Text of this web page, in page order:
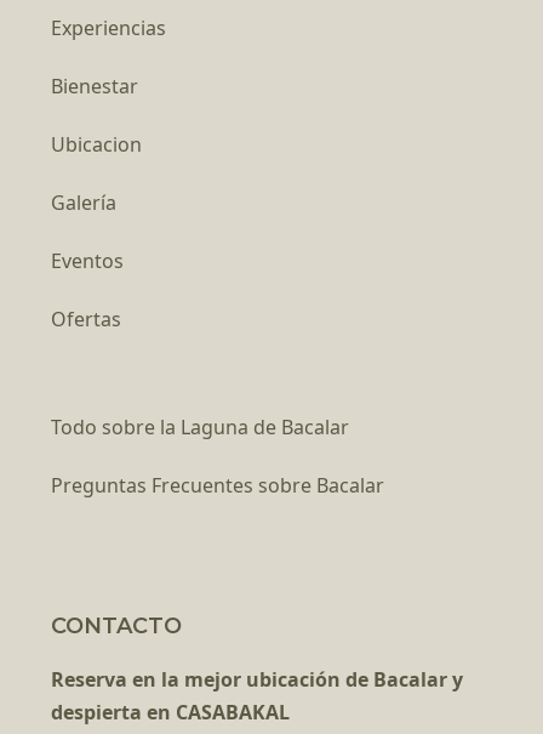
Experiencias
Bienestar
Ubicacion
Galería
Eventos
Ofertas
Todo sobre la Laguna de Bacalar
Preguntas Frecuentes sobre Bacalar
CONTACTO
Reserva en la mejor ubicación de Bacalar y
despierta en CASABAKAL